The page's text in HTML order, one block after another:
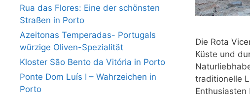
Die Rota
Küste und
traditionelle
Rua das Flores: Eine der schönsten
Straßen in Porto
Azeitonas Temperadas- Portugals
würzige Oliven-Spezialität
Kloster São Bento da Vitória in Porto
Ponte Dom Luís I – Wahrzeichen in
Porto